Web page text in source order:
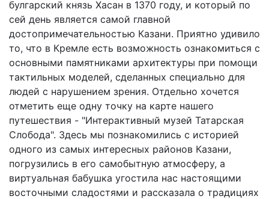
булгарский князь Хасан в 1370 году, и который по
сей день является самой главной
достопримечательностью Казани. Приятно удивило
то, что в Кремле есть возможность ознакомиться с
основными памятниками архитектуры при помощи
тактильных моделей, сделанных специально для
людей с нарушением зрения. Отдельно хочется
отметить еще одну точку на карте нашего
путешествия - "Интерактивный музей Татарская
Слобода". Здесь мы познакомились с историей
одного из самых интересных районов Казани,
погрузились в его самобытную атмосферу, а
виртуальная бабушка угостила нас настоящими
восточными сладостями и рассказала о традициях